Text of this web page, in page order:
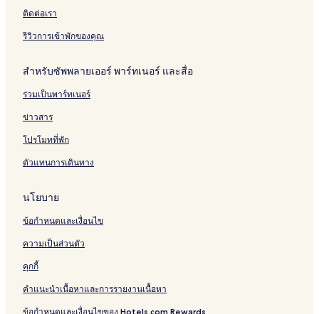
โรงแรมมีอาหารเช้าฟรีใน อยุธยา
โรงแรมใกล้ วัดกุฎีดาว
โรงแรมใกล้ ศูนย์ศึกษาประวัติศาสตร์อยุธยา
โรงแรมใกล้ วัดพระราม
โรงแรมใกล้ คุ้มช้างอยุธยา
โรงแรมใกล้ พิพิธภัณฑสถานแห่งชาติจันทรเกษม
โรงแรมใกล้ หมู่บ้านช้างอยุธยา
โรงแรม สําเภาล่ม
โรงแรมใกล้ วัดหน้าพระเมรุ
โรงแรมใกล้ สถานีรถไฟอยุธยา
เกสต์เฮาส์ ใน อยุธยา
โรงแรมธุรกิจใน อยุธยา
โรงแรมใกล้ สถานีบ้านม้า
ติดต่อเรา
รีวิวการเข้าพักของคุณ
สำหรับซัพพลายเออร์ พาร์ทเนอร์ และสื่อ
ร่วมเป็นพาร์ทเนอร์
ข่าวสาร
โปรโมทที่พัก
ตัวแทนการเดินทาง
นโยบาย
ข้อกำหนดและเงื่อนไข
ความเป็นส่วนตัว
คุกกี้
คำแนะนำเนื้อหาและการรายงานเนื้อหา
ข้อกำหนดและเงื่อนไขของ Hotels.com Rewards